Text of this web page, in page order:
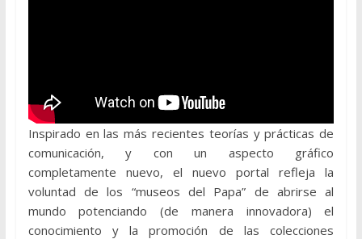
Inspirado en las más recientes teorías y prácticas de
comunicación, y con un aspecto gráfico
completamente nuevo, el nuevo portal refleja la
voluntad de los “museos del Papa” de abrirse al
mundo potenciando (de manera innovadora) el
conocimiento y la promoción de las colecciones